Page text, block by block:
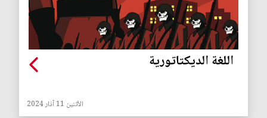
اللغة الديكتاتورية
الأثنين 11 آذار 2024